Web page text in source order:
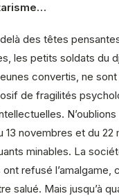
des têtes
les petits soldats du
convertis, ne sont
de fragilités
13 novembres et du 22
minables. La
refusé l’amalgame,
salué. Mais jusqu’à